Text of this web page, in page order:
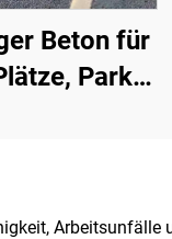
Beton für
Parks,
einer
Arbeitsunfälle